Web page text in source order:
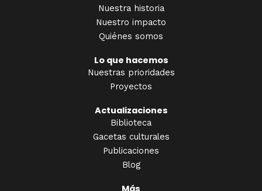
Nuestra historia
Nuestro impacto
Quiénes somos
Lo que hacemos
Nuestras prioridades
Proyectos
Actualizaciones
Biblioteca
Gacetas culturales
Publicaciones
Blog
Más